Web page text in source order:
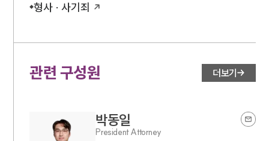
형사 · 사기죄
관련 구성원 더보기
박동일
President Attorney